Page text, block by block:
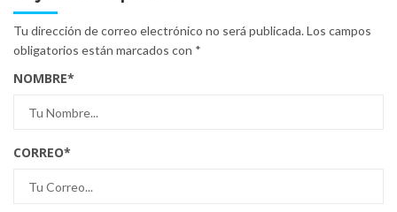
Tu dirección de correo electrónico no será publicada.Los campos
obligatorios están marcados con *
NOMBRE*
CORREO*